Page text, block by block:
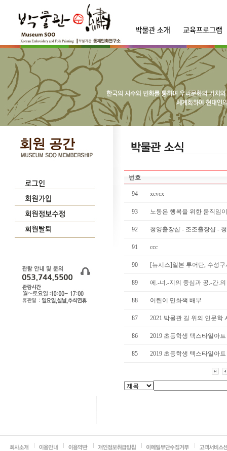
번호
94 xcvcx
93 노동은 행복을 위한 움직임
92 청양출장샵 - 조조출장샵 -
91 ccc
90 [뉴시스]일본 투어단, 수성구
89 에.-너.-지의 중심과 공.-간.
88 어린이 민화책 배부
87 2021 박물관 길 위의 인문학
86 2019 초등학생 텍스타일아
85 2019 초등학생 텍스타일아